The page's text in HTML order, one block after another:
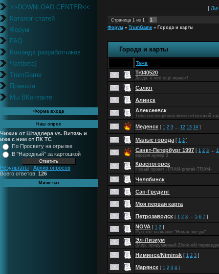
>>DOWNLOAD CENTER<<
Каталог статей
Форум
FAQ
Команда разработчиков
Чат(beta)
TrumGame
Правила
Мы ВКонтакте
Форма входа
Наш опрос
Чижик от Штадлера vs. Витязь и
иже с ним от ПК ТС
По Просвету на огрызке
В "Народный" за картошкой
Результаты | Архив опросов
Всего ответов: 126
Мини-чат
[
Страница 1 из 1 1
Форум » TrumGame » Города и карты
Города и карты
Тема
Tr040520
Да-да, в неё ещё играют!
Салют
Алинск
Алексеевск
Тема посвещённая моей небольшой
Меденск [ 1 2 3 … 12 13 14 ]
Малые города [ 1 2 ]
Санкт-Петербург 1997 [ 1 2 3 …
версия нумер 3
Красногорск
Новый проект -TRAM-prisrak-TRAM-
Челябинск
Сан-Грединг
Моя первая карта
Петрозаводск [ 1 2 3 … 5 6 7 ]
NOVA [ 1 2 ]
Русское название "Новая звезда".
Эл-Лизиум
(Мир, придуманный Zlonk-ой)
Ниминск/Niminsk [ 1 2 3 ]
Марянск [ 1 2 3 4 ]